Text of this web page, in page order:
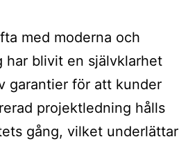
med moderna och
har blivit en självklarhet
garantier för att kunder
projektledning hålls
gång, vilket underlättar